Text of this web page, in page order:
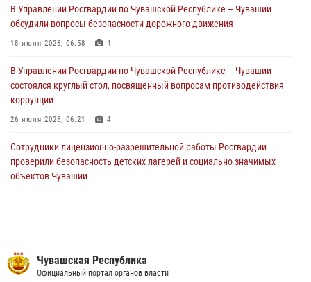
Директор Росгвардии Герой России генерал армии Виктор Золотов
поздравил специалистов подразделений тыла с профессиональным
01 августа 2026, 00:01
В Управлении Росгвардии по Чувашской Республике – Чувашии
обсудили вопросы безопасности дорожного движения
18 июля 2026, 06:58 4
В Управлении Росгвардии по Чувашской Республике – Чувашии
состоялся круглый стол, посвященный вопросам противодействия
коррупции
26 июля 2026, 06:21 4
Сотрудники лицензионно-разрешительной работы Росгвардии
проверили безопасность детских лагерей и социально значимых
объектов Чувашии
14 июля 2026, 13:09 3
Чувашская Республика
Официальный портал органов власти